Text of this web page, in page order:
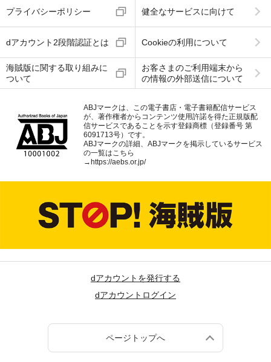
プライバシーポリシー 健全なサービスに向けて
dアカウント2段階認証とは Cookieの利用について
海賊版に関する取り組みに
ついて
お客さまのご利用端末から
の情報の外部送信について
ABJマークは、この電子書店・電子書籍配信サービス
が、著作権者からコンテンツ使用許諾を得た正規版配
信サービスであることを示す登録商標（登録番号 第
6091713号）です。
ABJマークの詳細、ABJマークを掲示しているサービス
の一覧はこちら
→ https://aebs.or.jp/
dアカウントを発行する
dアカウントログイン
ページトップへ